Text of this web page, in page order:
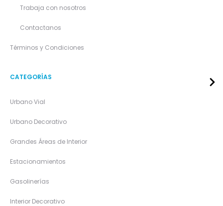
Trabaja con nosotros
Contactanos
Términos y Condiciones
CATEGORÍAS
Urbano Vial
Urbano Decorativo
Grandes Áreas de Interior
Estacionamientos
Gasolinerías
Interior Decorativo